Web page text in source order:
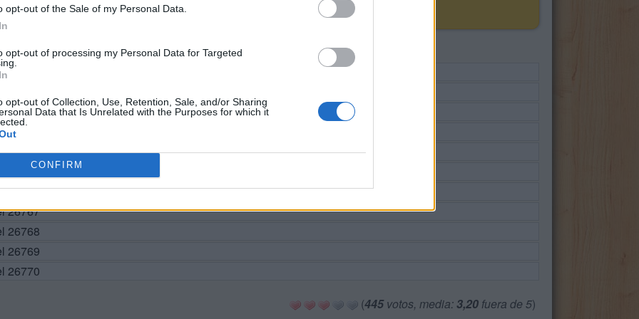
opt-out of the Sale of my Personal Data.
opt-out of processing my Personal Data for Targeted
opt-out of Collection, Use, Retention, Sale, and/or Sharing
Data that Is Unrelated with the Purposes for which it
CONFIRM
BUSCAR MÁS RESPUESTAS
26762
26764
26765
26766
26767
26768
26769
26770
(445votos, media: 3,20 fuera de 5)